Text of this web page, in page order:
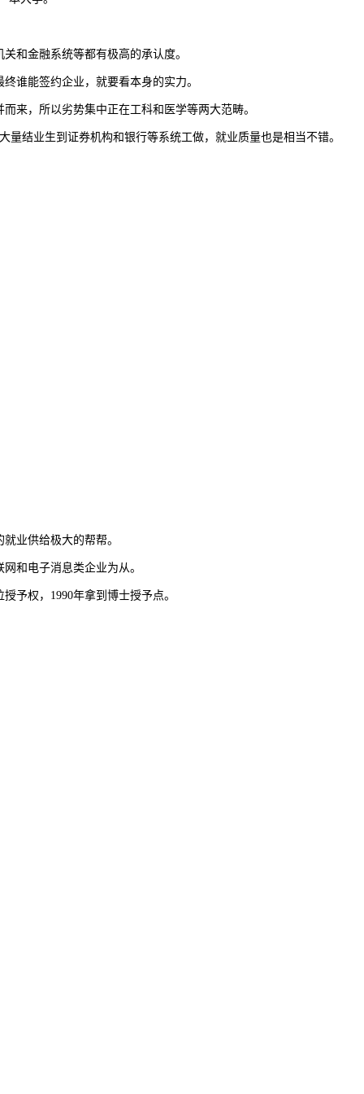
和金融系统等都有极高的承认度。
谁能签约企业，就要看本身的实力。
，所以劣势集中正在工科和医学等两大范畴。
结业生到证券机构和银行等系统工做，就业质量也是相当不错。
业供给极大的帮帮。
和电子消息类企业为从。
予权，1990年拿到博士授予点。